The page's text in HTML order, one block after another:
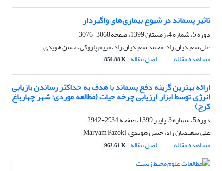
تاثیر پسماند در شیوع بیماری‌های واگیردار
دوره 5، شماره 4، زمستان 1399، صفحه
3068-3076
علی سعیدیان راد، محمد سعیدیان راد، مریم پازوکی، حسن هویدی
مشاهده مقاله
اصل مقاله 850.88 K
ارائه بهترین گزینه دفع پسماند با هدف به حداکثر رساندن بازیابی
انرژی توسط ابزار ارزیابی چرخه حیات (مطالعه موردی: شهر چهارباغ
کرج)
دوره 5، شماره 3، پاییز 1399، صفحه
2934-2942
علی سعیدیان راد، حسن هویدی، Maryam Pazoki
مشاهده مقاله
اصل مقاله 962.61 K